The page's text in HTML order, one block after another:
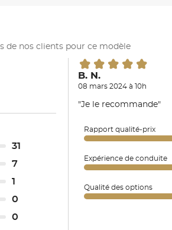
de nos clients pour ce modèle
31
7
1
0
0
B. N.
08 mars 2024 à 10h
"Je le recommande"
Rapport qualité-prix
Expérience de conduite
Qualité des options